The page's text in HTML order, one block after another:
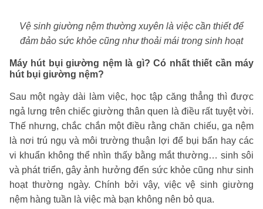
Vệ sinh giường nệm thường xuyên là việc cần thiết để
đảm bảo sức khỏe cũng như thoải mái trong sinh hoạt
Máy hút bụi giường nệm là gì? Có nhất thiết cần máy
hút bụi giường nệm?
Sau một ngày dài làm việc, học tập căng thẳng thì được
ngả lưng trên chiếc giường thân quen là điều rất tuyệt vời.
Thế nhưng, chắc chắn một điều rằng chăn chiếu, ga nệm
là nơi trú ngụ và môi trường thuận lợi để bụi bẩn hay các
vi khuẩn không thể nhìn thấy bằng mắt thường… sinh sôi
và phát triển, gây ảnh hưởng đến sức khỏe cũng như sinh
hoạt thường ngày. Chính bởi vậy, việc vệ sinh giường
nệm hàng tuần là việc mà bạn không nên bỏ qua.